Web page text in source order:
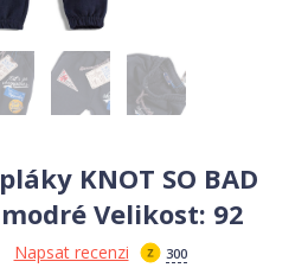
KNOT SO BAD
Velikost: 92
Napsat recenzi 300